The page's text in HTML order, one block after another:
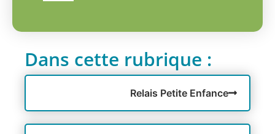
Dans cette rubrique :
Relais Petite Enfance